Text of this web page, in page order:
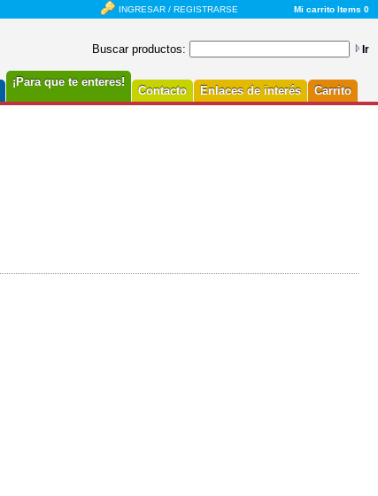
INGRESAR / REGISTRARSE Mi carrito Items 0
Buscar productos: Ir
¡Para que te enteres!
Contacto Enlaces de interés Carrito